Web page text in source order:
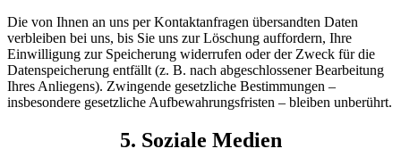
Die von Ihnen an uns per Kontaktanfragen übersandten Daten
verbleiben bei uns, bis Sie uns zur Löschung auffordern, Ihre
Einwilligung zur Speicherung widerrufen oder der Zweck für die
Datenspeicherung entfällt (z. B. nach abgeschlossener Bearbeitung
Ihres Anliegens). Zwingende gesetzliche Bestimmungen –
insbesondere gesetzliche Aufbewahrungsfristen – bleiben unberührt.
5. Soziale Medien